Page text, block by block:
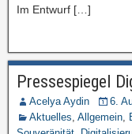
Im Entwurf […]
Pressespiegel
Acelya Aydin
6.
Aktuelles, Allgemein,